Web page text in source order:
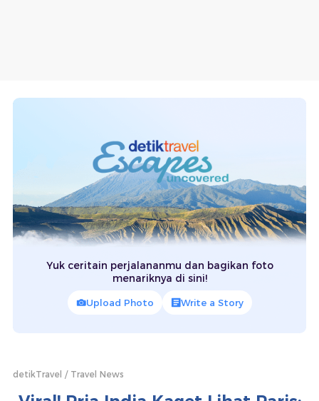
Yuk ceritain perjalananmu dan bagikan foto
menariknya di sini!
Upload Photo Write a Story
detikTravel Travel News